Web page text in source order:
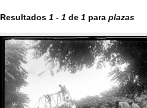
Resultados 1 - 1 de 1 para plazas